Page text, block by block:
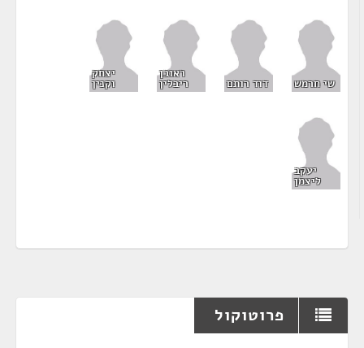
שי חרמש דוד רותם
ראובן
ריבלין
יצחק
וקנין
יעקב
ליצמן
פרוטוקול